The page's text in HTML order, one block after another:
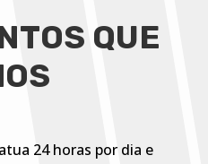
QUE
24 horas por dia e